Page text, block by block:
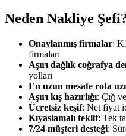
Neden Nakliye
Onaylanmış firmalar:
firmaları
Aşırı dağlık coğrafya
yolları
En uzun mesafe rota
Aşırı kış hazırlığı: Çığ
Ücretsiz keşif: Net fiyat
Kıyaslamalı teklif: Tek
7/24 müşteri desteği: